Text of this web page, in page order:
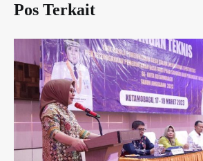
Pos Terkait